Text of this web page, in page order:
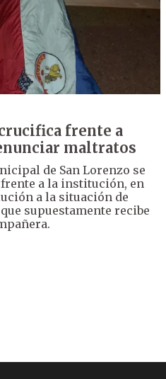
frente a
maltratos
de San Lorenzo se
a la institución, en
a la situación de
supuestamente recibe